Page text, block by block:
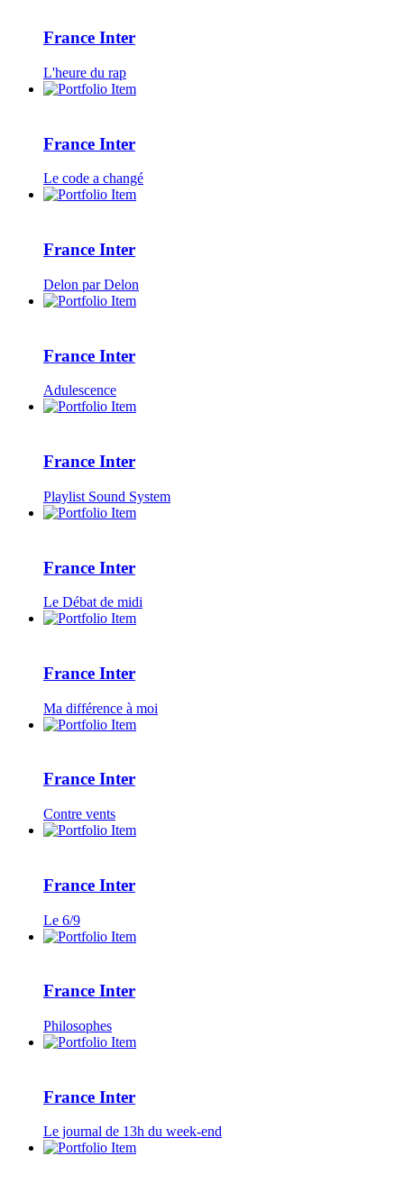
France Inter
L'heure du rap
France Inter
Le code a changé
France Inter
Delon par Delon
France Inter
Adulescence
France Inter
Playlist Sound System
France Inter
Le Débat de midi
France Inter
Ma différence à moi
France Inter
Contre vents
France Inter
Le 6/9
France Inter
Philosophes
France Inter
Le journal de 13h du week-end